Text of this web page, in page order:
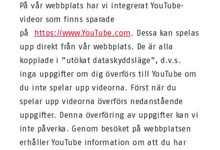
På vår webbplats har vi integrerat YouTube-
videor som finns sparade
på https://www.YouTube.com. Dessa kan spelas
upp direkt från vår webbplats. De är alla
kopplade i ”utökat dataskyddsläge”, d.v.s.
inga uppgifter om dig överförs till YouTube om
du inte spelar upp videorna. Först när du
spelar upp videorna överförs nedanstående
uppgifter. Denna överföring av uppgifter kan vi
inte påverka. Genom besöket på webbplatsen
erhåller YouTube information om att du har